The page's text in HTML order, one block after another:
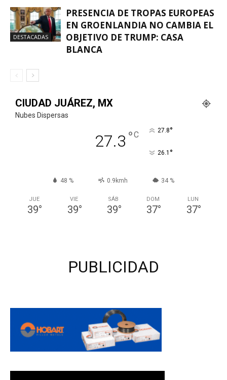
DESTACADAS
PRESENCIA DE TROPAS EUROPEAS
EN GROENLANDIA NO CAMBIA EL
OBJETIVO DE TRUMP: CASA
BLANCA
CIUDAD JUÁREZ, MX
Nubes Dispersas
27.3 °C 27.8°
26.1 °
48 % 0.9kmh 34 %
JUE
39°
VIE
39°
SÁB
39°
DOM
37°
LUN
37°
PUBLICIDAD